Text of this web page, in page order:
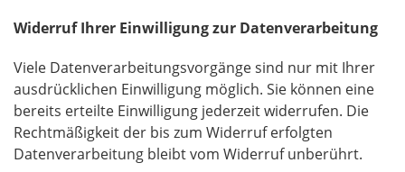
Widerruf Ihrer Einwilligung zur Datenverarbeitung
Viele Datenverarbeitungsvorgänge sind nur mit Ihrer
ausdrücklichen Einwilligung möglich. Sie können eine
bereits erteilte Einwilligung jederzeit widerrufen. Die
Rechtmäßigkeit der bis zum Widerruf erfolgten
Datenverarbeitung bleibt vom Widerruf unberührt.